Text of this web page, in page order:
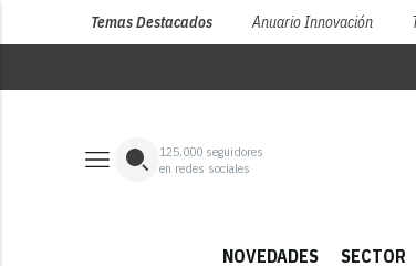
Temas Destacados Anuario Innovación
125,000 seguidores
en redes sociales
NOVEDADES SECTOR